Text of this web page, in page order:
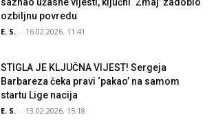
ozbiljnu povredu
E. S. - 16.02.2026. 11:41
STIGLA JE KLJUČNA VIJEST! Sergeja
Barbareza čeka pravi ‘pakao’ na samom
startu Lige nacija
E. S. - 13.02.2026. 15:18